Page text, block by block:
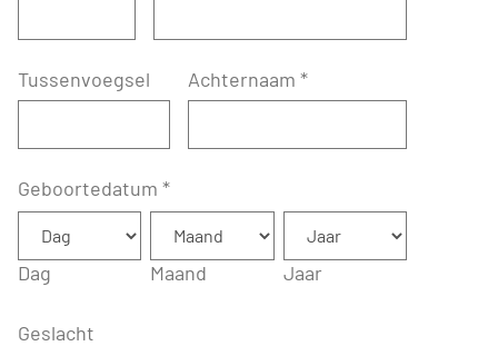
Tussenvoegsel Achternaam *
Geboortedatum *
Dag Maand Jaar
Geslacht